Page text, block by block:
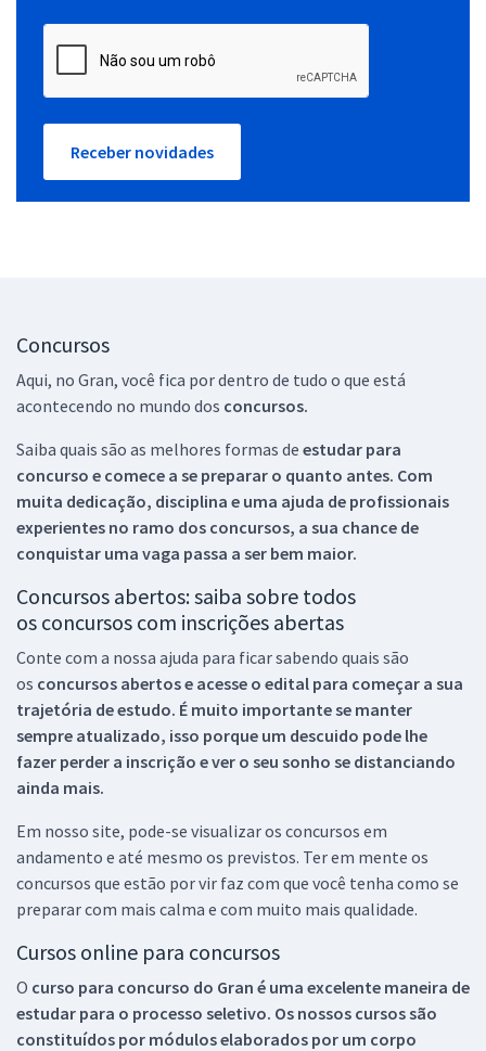
Receber novidades
Concursos
Aqui, no Gran, você fica por dentro de tudo o que está
acontecendo no mundo dos concursos.
Saiba quais são as melhores formas de estudar para
concurso e comece a se preparar o quanto antes. Com
muita dedicação, disciplina e uma ajuda de profissionais
experientes no ramo dos concursos, a sua chance de
conquistar uma vaga passa a ser bem maior.
Concursos abertos: saiba sobre todos
os concursos com inscrições abertas
Conte com a nossa ajuda para ficar sabendo quais são
os concursos abertos e acesse o edital para começar a sua
trajetória de estudo. É muito importante se manter
sempre atualizado, isso porque um descuido pode lhe
fazer perder a inscrição e ver o seu sonho se distanciando
ainda mais.
Em nosso site, pode-se visualizar os concursos em
andamento e até mesmo os previstos. Ter em mente os
concursos que estão por vir faz com que você tenha como se
preparar com mais calma e com muito mais qualidade.
Cursos online para concursos
O curso para concurso do Gran é uma excelente maneira de
estudar para o processo seletivo. Os nossos cursos são
constituídos por módulos elaborados por um corpo